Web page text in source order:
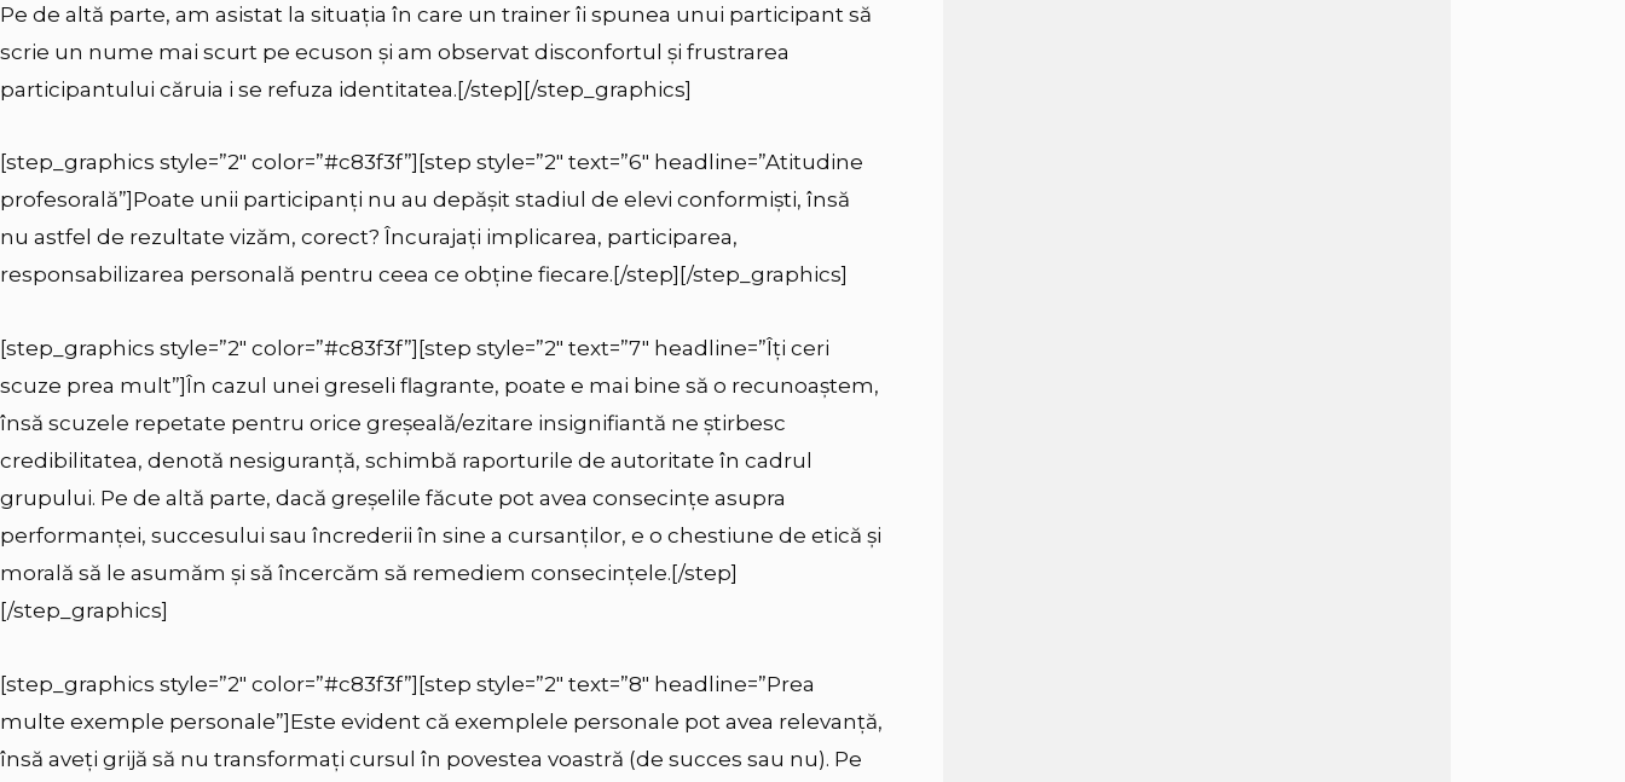
Pe de altă parte, am asistat la situația în care un trainer îi spunea unui participant să
scrie un nume mai scurt pe ecuson și am observat disconfortul și frustrarea
participantului căruia i se refuza identitatea.[/step][/step_graphics]
[step_graphics style=”2″ color=”#c83f3f”][step style=”2″ text=”6″ headline=”Atitudine
profesorală”]Poate unii participanți nu au depășit stadiul de elevi conformiști, însă
nu astfel de rezultate vizăm, corect? Încurajați implicarea, participarea,
responsabilizarea personală pentru ceea ce obține fiecare.[/step][/step_graphics]
[step_graphics style=”2″ color=”#c83f3f”][step style=”2″ text=”7″ headline=”Îți ceri
scuze prea mult”]În cazul unei greseli flagrante, poate e mai bine să o recunoaștem,
însă scuzele repetate pentru orice greșeală/ezitare insignifiantă ne știrbesc
credibilitatea, denotă nesiguranță, schimbă raporturile de autoritate în cadrul
grupului. Pe de altă parte, dacă greșelile făcute pot avea consecințe asupra
performanței, succesului sau încrederii în sine a cursanților, e o chestiune de etică și
morală să le asumăm și să încercăm să remediem consecințele.[/step]
[/step_graphics]
[step_graphics style=”2″ color=”#c83f3f”][step style=”2″ text=”8″ headline=”Prea
multe exemple personale”]Este evident că exemplele personale pot avea relevanță,
însă aveți grijă să nu transformați cursul în povestea voastră (de succes sau nu). Pe